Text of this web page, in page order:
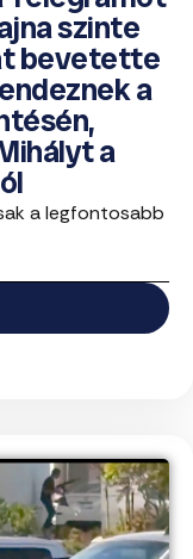
szinte
bevetette
a
a
a legfontosabb